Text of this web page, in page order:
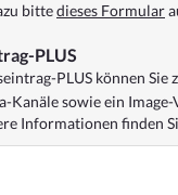
bittedieses Formular
PLUS
PLUS können
Kanäle sowie ein
Informationen finden